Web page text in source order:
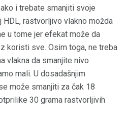
i trebate smanjiti svoje
rastvorljivo vlakno možda
u tome jer efekat može da
koristi sve. Osim toga, ne treba
vlakna da smanjite nivo
mali. U dosadašnjim
može smanjiti za čak 18
30 grama rastvorljivih